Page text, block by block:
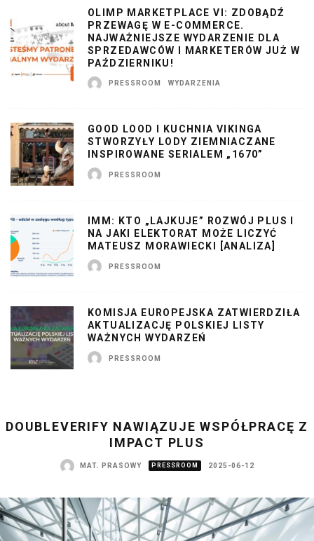
OLIMP MARKETPLACE VI: ZDOBĄDŹ
PRZEWAGĘ W E-COMMERCE.
NAJWAŻNIEJSZE WYDARZENIE DLA
SPRZEDAWCÓW I MARKETERÓW JUŻ W
PAŹDZIERNIKU!
PRESSROOM WYDARZENIA
GOOD LOOD I KUCHNIA VIKINGA
STWORZYŁY LODY ZIEMNIACZANE
INSPIROWANE SERIALEM „1670”
PRESSROOM
IMM: KTO „LAJKUJE” ROZWÓJ PLUS I
NA JAKI ELEKTORAT MOŻE LICZYĆ
MATEUSZ MORAWIECKI [ANALIZA]
PRESSROOM
KOMISJA EUROPEJSKA ZATWIERDZIŁA
AKTUALIZACJĘ POLSKIEJ LISTY
WAŻNYCH WYDARZEŃ
PRESSROOM
DOUBLEVERIFY NAWIĄZUJE WSPÓŁPRACĘ Z
IMPACT PLUS
MAT. PRASOWY PRESSROOM 2025-06-12